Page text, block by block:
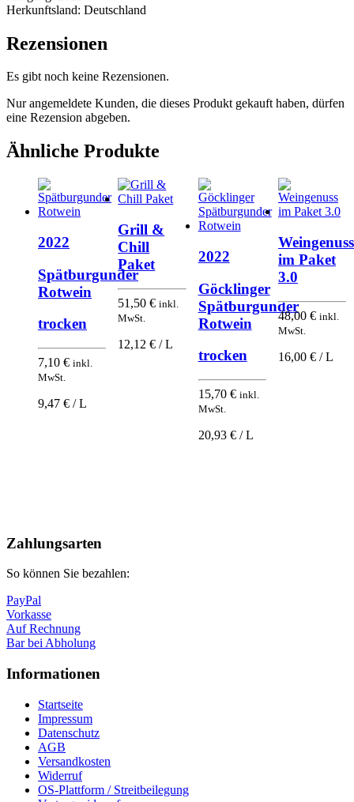
Herkunftsland: Deutschland
Rezensionen
Es gibt noch keine Rezensionen.
Nur angemeldete Kunden, die dieses Produkt gekauft haben, dürfen
eine Rezension abgeben.
Ähnliche Produkte
2022
Spätburgunder
Rotwein
trocken
7,10 € inkl.
MwSt.
9,47 € / L
Grill &
Chill
Paket
51,50€ inkl.
MwSt.
12,12 € / L
2022
Göcklinger
Spätburgunder
Rotwein
trocken
15,70 € inkl.
MwSt.
20,93 € / L
Weingenuss
im Paket
3.0
48,00 € inkl.
MwSt.
16,00 € / L
oben
Zahlungsarten
So können Sie bezahlen:
PayPal
Vorkasse
Auf Rechnung
Bar bei Abholung
Informationen
Startseite
Impressum
Datenschutz
AGB
Versandkosten
Widerruf
OS-Plattform / Streitbeilegung